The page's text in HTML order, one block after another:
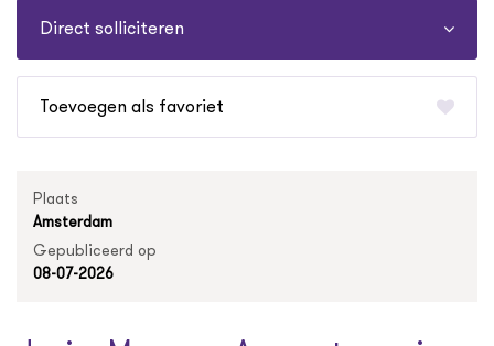
Direct solliciteren
favoriet
Plaats
Amsterdam
Gepubliceerd op
08-07-2026